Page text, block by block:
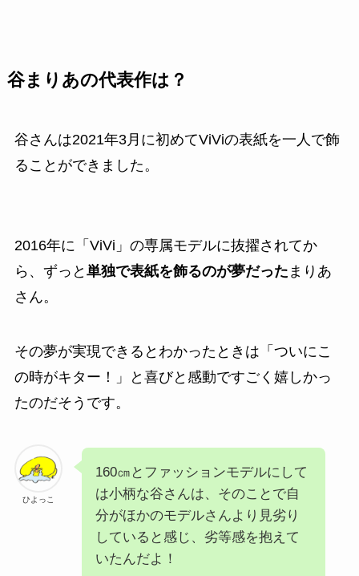
谷まりあの代表作は？
谷さんは2021年3月に初めてViViの表紙を一人で飾
ることができました。
2016年に「ViVi」の専属モデルに抜擢されてか
ら、ずっと 単独で表紙を飾るのが夢だった まりあ
さん。
その夢が実現できるとわかったときは「ついにこ
の時がキター！」と喜びと感動ですごく嬉しかっ
たのだそうです。
ひよっこ
160㎝とファッションモデルにして
は小柄な谷さんは、そのことで自
分がほかのモデルさんより見劣り
していると感じ、劣等感を抱えて
いたんだよ！